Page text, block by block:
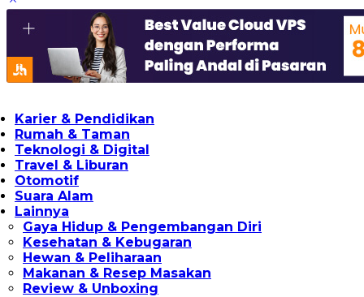
Karier & Pendidikan
Rumah & Taman
Teknologi & Digital
Travel & Liburan
Otomotif
Suara Alam
Lainnya
Gaya Hidup & Pengembangan Diri
Kesehatan & Kebugaran
Hewan & Peliharaan
Makanan & Resep Masakan
Review & Unboxing